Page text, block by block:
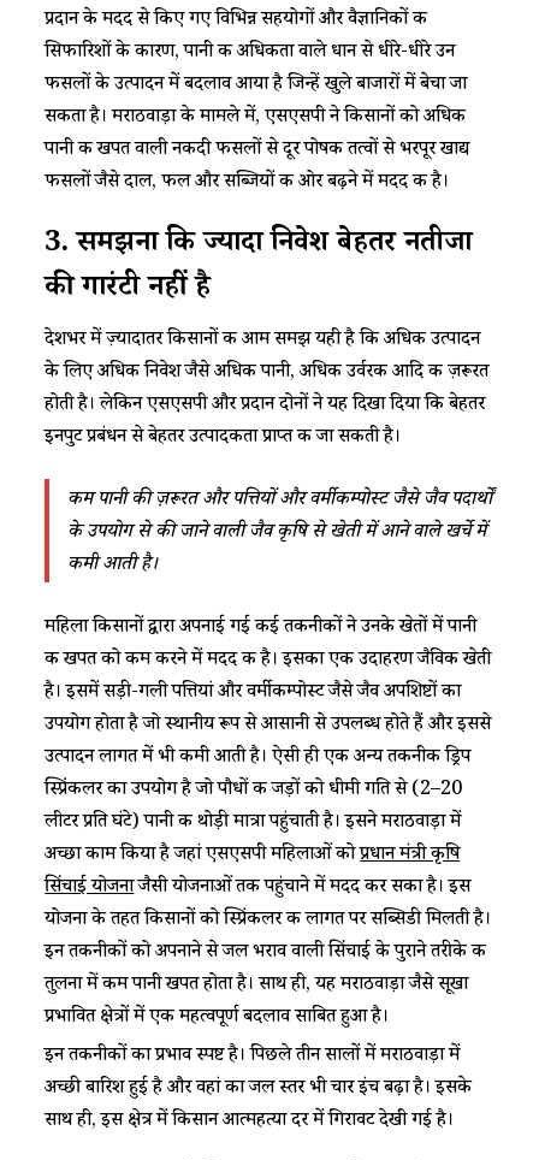
प्रदान के मदद से किए गए विभिन्न सहयोगों और वैज्ञानिकों की
सिफारिशों के कारण, पानी की अधिकता वाले धान से धीरे-धीरे उन
फसलों के उत्पादन में बदलाव आया है जिन्हें खुले बाजारों में बेचा जा
सकता है। मराठवाड़ा के मामले में, एसएसपी ने किसानों को अधिक
पानी की खपत वाली नकदी फसलों से दूर पोषक तत्वों से भरपूर खाद्य
फसलों जैसे दाल, फल और सब्जियों की ओर बढ़ने में मदद की है।
3.समझनाकि ज्यादा निवेश बेहतर नतीजों
की गारंटी नहीं है
देशभर में ज़्यादातर किसानों की आम समझ यही है कि अधिक उत्पादन
के लिए अधिक निवेश जैसे अधिक पानी, अधिक उर्वरक आदि की ज़रूरत
होती है। लेकिन एसएसपी और प्रदान दोनों ने यह दिखा दिया कि बेहतर
इनपुट प्रबंधन से बेहतर उत्पादकता प्राप्त की जा सकती है।
कम पानी की ज़रूरत और पत्तियों और वर्मीकम्पोस्ट जैसे जैव पदार्थों
के उपयोग से की जाने वाली जैव कृषि से खेती में आने वाले खर्चे में
कमी आती है।
महिला किसानों द्वारा अपनाई गई कई तकनीकों ने उनके खेतों में पानी
की खपत को कम करने में मदद की है। इसका एक उदाहरण जैविक खेती
है। इसमें सड़ी-गली पत्तियां और वर्मीकम्पोस्ट जैसे जैव अपशिष्टों का
उपयोग होता है जो स्थानीय रूप से आसानी से उपलब्ध होते हैं और इससे
उत्पादन लागत में भी कमी आती है। ऐसी ही एक अन्य तकनीक ड्रिप
स्प्रिंकलर का उपयोग है जो पौधों की जड़ों को धीमी गति से (2–20
लीटर प्रति घंटे) पानी की थोड़ी मात्रा पहुंचाती है। इसने मराठवाड़ा में
अच्छा काम किया है जहां एसएसपी महिलाओं कोप्रधान मंत्री कृषि
सिंचाई योजनाजैसी योजनाओं तक पहुंचाने में मदद कर सका है। इस
योजना के तहत किसानों को स्प्रिंकलर की लागत पर सब्सिडी मिलती है।
इन तकनीकों को अपनाने से जल भराव वाली सिंचाई के पुराने तरीके की
तुलना में कम पानी खपत होता है। साथ ही, यह मराठवाड़ा जैसे सूखा
प्रभावित क्षेत्रों में एक महत्वपूर्ण बदलाव साबित हुआ है।
इन तकनीकों का प्रभाव स्पष्ट है। पिछले तीन सालों में मराठवाड़ा में
अच्छी बारिश हुई है और वहां का जल स्तर भी चार इंच बढ़ा है। इसके
साथ ही, इस क्षेत्र में किसान आत्महत्या दर में गिरावट देखी गई है।